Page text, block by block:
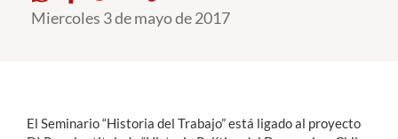
Formación Continua
Miercoles 3 de mayo de 2017
El Seminario “Historia del Trabajo” está ligado al proyecto